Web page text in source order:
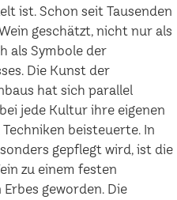
ist. Schon seit Tausenden
geschätzt, nicht nur als
als Symbole der
Die Kunst der
hat sich parallel
jede Kultur ihre eigenen
beisteuerte. In
gepflegt wird, ist die
zu einem festen
geworden. Die